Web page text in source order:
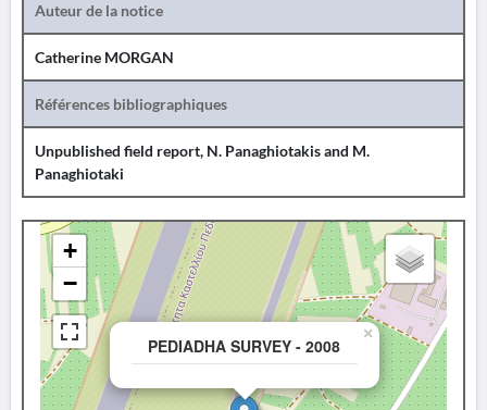
Auteur de la notice
Catherine MORGAN
Références bibliographiques
Unpublished field report, N. Panaghiotakis and M.
Panaghiotaki
PEDIADHA SURVEY - 2008
×
+
−